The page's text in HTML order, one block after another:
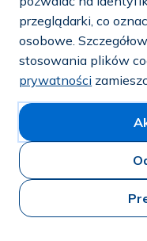
©
przeglądarki, co
osobowe.
stosowania plików
prywatności